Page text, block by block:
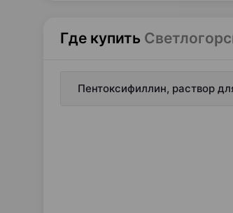
Где купить
Пентоксифиллин, раствор